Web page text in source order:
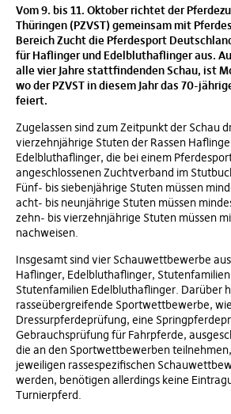
Vom 9. bis 11. Oktober richtet der
Thüringen (PZVST) gemeinsam mit
Bereich Zucht die Pferdesport
für Haflinger und Edelbluthaflinger aus.
alle vier Jahre stattfindenden Schau, ist
wo der PZVST in diesem Jahr das 70-
feiert.
Zugelassen sind zum Zeitpunkt der Schau
vierzehnjährige Stuten der Rassen
Edelbluthaflinger, die bei einem
angeschlossenen Zuchtverband im
Fünf- bis siebenjährige Stuten müssen
acht- bis neunjährige Stuten müssen
zehn- bis vierzehnjährige Stuten müssen
nachweisen.
Insgesamt sind vier Schauwettbewerbe
Haflinger, Edelbluthaflinger,
Stutenfamilien Edelbluthaflinger. Darüber
rasseübergreifende Sportwettbewerbe,
Dressurpferdeprüfung, eine
Gebrauchsprüfung für Fahrpferde,
die an den Sportwettbewerben
jeweiligen rassespezifischen
werden, benötigen allerdings keine
Turnierpferd.